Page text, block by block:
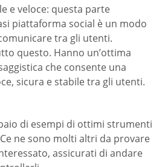
e veloce: questa parte
piattaforma social è un modo
tra gli utenti.
questo. Hanno un’ottima
che consente una
sicura e stabile tra gli utenti.
di esempi di ottimi strumenti
ne sono molti altri da provare
assicurati di andare